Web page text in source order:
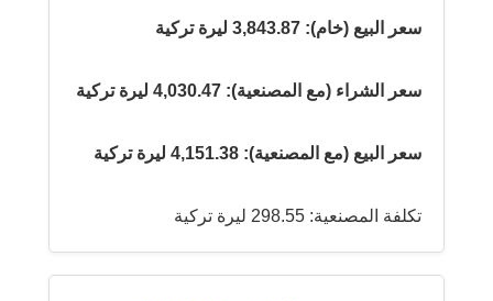
سعر البيع (خام): 3,843.87 ليرة تركية
سعر الشراء (مع المصنعية): 4,030.47 ليرة تركية
سعر البيع (مع المصنعية): 4,151.38 ليرة تركية
تكلفة المصنعية: 298.55 ليرة تركية